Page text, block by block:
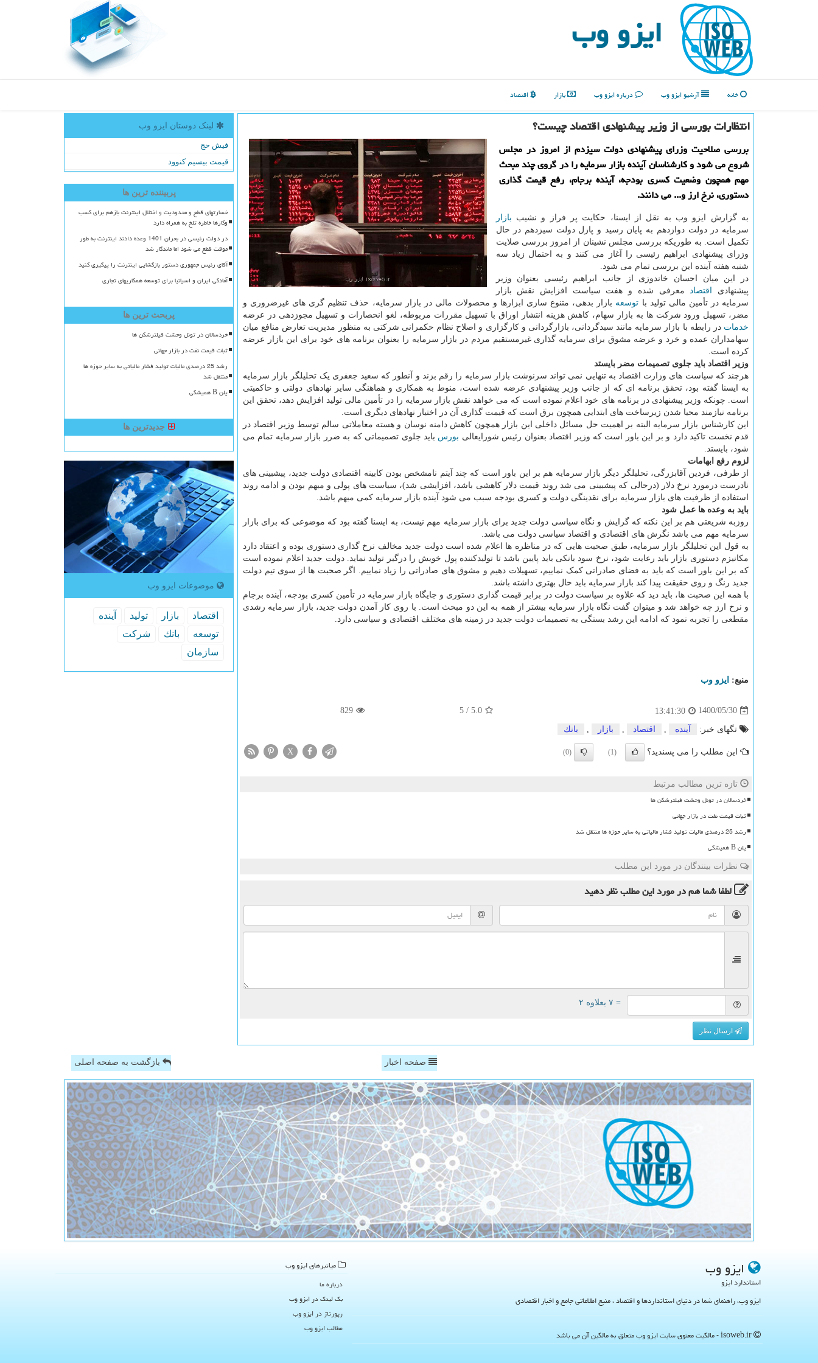
ایزو وب
خانه آرشیو ایزو وب درباره ایزو وب بازار اقتصاد
انتظارات بورسی از وزیر پیشنهادی اقتصاد چیست؟
بررسی صلاحیت وزرای پیشنهادی دولت سیزدم از امروز در مجلس
شروع می شود و کارشناسان آینده بازار سرمایه را در گروی چند مبحث
مهم همچون وضعیت کسری بودجه، آینده برجام، رفع قیمت گذاری
دستوری، نرخ ارز و... می دانند.
به گزارش ایزو وب به نقل از ایسنا، حکایت پر فراز و نشیب بازار
سرمایه در دولت دوازدهم به پایان رسید و پازل دولت سیزدهم در حال
تکمیل است. به طوریکه بررسی مجلس نشینان از امروز بررسی صلایت
وزرای پیشنهادی ابراهیم رئیسی را آغاز می کنند و به احتمال زیاد سه
شنبه هفته آینده این بررسی تمام می شود.
در این میان احسان خاندوزی از جانب ابراهیم رئیسی بعنوان وزیر
پیشنهادی
اقتصادمعرفی شده و هفت سیاست افزایش نقش بازار
سرمایه در تأمین مالی تولید با توسعه بازار بدهی، متنوع سازی ابزارها و محصولات مالی در بازار سرمایه، حذف تنظیم گری های غیرضروری و
مضر، تسهیل ورود شرکت ها به بازار سهام، کاهش هزینه انتشار اوراق با تسهیل مقررات مربوطه، لغو انحصارات و تسهیل مجوزدهی در عرضه
خدمات در رابطه با بازار سرمایه مانند سبدگردانی، بازارگردانی و کارگزاری و اصلاح نظام حکمرانی شرکتی به منظور مدیریت تعارض منافع میان
سهامداران عمده و خرد و عرضه مشوق برای سرمایه گذاری غیرمستقیم مردم در بازار سرمایه را بعنوان برنامه های خود برای این بازار عرضه
کرده است.
وزیر اقتصاد باید جلوی تصمیمات مضر بایستد
هرچند که سیاست های وزارت اقتصاد به تنهایی نمی تواند سرنوشت بازار سرمایه را رقم بزند و آنطور که سعید جعفری یک تحلیلگر بازار سرمایه
به ایسنا گفته بود، تحقق برنامه ای که از جانب وزیر پیشنهادی عرضه شده است، منوط به همکاری و هماهنگی سایر نهادهای دولتی و حاکمیتی
است. چونکه وزیر پیشنهادی در برنامه های خود اعلام نموده است که می خواهد نقش بازار سرمایه را در تأمین مالی تولید افزایش دهد، تحقق این
برنامه نیازمند محیا شدن زیرساخت های ابتدایی همچون برق است که قیمت گذاری آن در اختیار نهادهای دیگری است.
این کارشناس بازار سرمایه البته بر اهمیت حل مسائل داخلی این بازار همچون کاهش دامنه نوسان و هسته معاملاتی سالم توسط وزیر اقتصاد در
قدم نخست تاکید دارد و بر این باور است که وزیر اقتصاد بعنوان رئیس شورایعالی بورس باید جلوی تصمیماتی که به ضرر بازار سرمایه تمام می
شود، بایستد.
لزوم رفع ابهامات
از طرفی، فردین آقابزرگی، تحلیلگر دیگر بازار سرمایه هم بر این باور است که چند آیتم نامشخص بودن کابینه اقتصادی دولت جدید، پیشبینی های
نادرست درمورد نرخ دلار (درحالی که پیشبینی می شد روند قیمت دلار کاهشی باشد، افزایشی شد)، سیاست های پولی و مبهم بودن و ادامه روند
استفاده از ظرفیت های بازار سرمایه برای نقدینگی دولت و کسری بودجه سبب می شود آینده بازار سرمایه کمی مبهم باشد.
باید به وعده ها عمل شود
روزبه شریعتی هم بر این نکته که گرایش و نگاه سیاسی دولت جدید برای بازار سرمایه مهم نیست، به ایسنا گفته بود که موضوعی که برای بازار
سرمایه مهم می باشد نگرش های اقتصادی و اقتصاد سیاسی دولت می باشد.
به قول این تحلیلگر بازار سرمایه، طبق صحبت هایی که در مناظره ها اعلام شده است دولت جدید مخالف نرخ گذاری دستوری بوده و اعتقاد دارد
مکانیزم دستوری بازار باید رعایت شود، نرخ سود بانکی باید پایین باشد تا تولیدکننده پول خویش را درگیر تولید نماید. دولت جدید اعلام نموده است
که بر این باور است که باید به فضای صادراتی کمک نماییم، تسهیلات دهیم و مشوق های صادراتی را زیاد نماییم. اگر صحبت ها از سوی تیم دولت
جدید رنگ و روی حقیقت پیدا کند بازار سرمایه باید حال بهتری داشته باشد.
با همه این صحبت ها، باید دید که علاوه بر سیاست دولت در برابر قیمت گذاری دستوری و جایگاه بازار سرمایه در تأمین کسری بودجه، آینده برجام
و نرخ ارز چه خواهد شد و میتوان گفت نگاه بازار سرمایه بیشتر از همه به این دو مبحث است. با روی کار آمدن دولت جدید، بازار سرمایه رشدی
مقطعی را تجربه نمود که ادامه این رشد بستگی به تصمیمات دولت جدید در زمینه های مختلف اقتصادی و سیاسی دارد.
منبع: ایزو وب
1400/05/30
13:41:30
5.0
/
5
829
تگهای خبر: آینده اقتصاد بازار بانك
این مطلب را می پسندید؟ (1)
(0)
X
تازه ترین مطالب مرتبط
خردسالان در تونل وحشت فیلترشکن ها
ثبات قیمت نفت در بازار جهانی
رشد 25 درصدی مالیات تولید فشار مالیاتی به سایر حوزه ها منتقل شد
پلن B همیشگی
نظرات بینندگان در مورد این مطلب
لطفا شما همدر مورد این مطلبنظر دهید
= ۷ بعلاوه ۲
ارسال نظر
لینک دوستان ایزو وب
فیش حج
قیمت بیسیم کنوود
پربیننده ترین ها
خسارتهای قطع و محدودیت و اختلال اینترنت بازهم برای کسب
وکارها خاطره تلخ به همراه دارد
در دولت رئیسی در بحران 1401 وعده دادند اینترنت به طور
موقت قطع می شود اما ماندگار شد
آقای رئیس جمهوری دستور بازگشایی اینترنت را پیگیری کنید
آمادگی ایران و اسپانیا برای توسعه همکاریهای تجاری
پربحث ترین ها
خردسالان در تونل وحشت فیلترشکن ها
ثبات قیمت نفت در بازار جهانی
رشد 25 درصدی مالیات تولید فشار مالیاتی به سایر حوزه ها
منتقل شد
پلن B همیشگی
جدیدترین ها
موضوعات ایزو وب
اقتصاد بازار تولید
آینده
توسعه
بانك
شركت
سازمان
صفحه اخبار بازگشت به صفحه اصلی
ایزو وب
استاندارد ایزو
ایزو وب، راهنمای شما در دنیای استانداردها و اقتصاد ، منبع اطلاعاتی جامع و اخبار اقتصادی
میانبرهای ایزو وب
درباره ما
بک لینک در ایزو وب
رپورتاژ در ایزو وب
مطالب ایزو وب